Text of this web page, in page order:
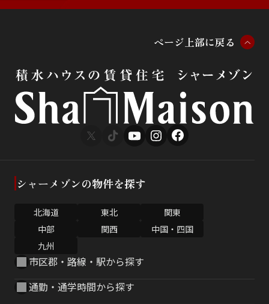
ページ 上部に戻る
シャーメゾンの物件を探す
北海道 東北
関東
中部
関西
中国・四国
九州
市区郡・路線・駅から探す
通勤・通学時間から探す